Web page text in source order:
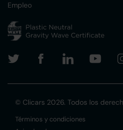
Empleo
© Clicars 2026. Todos los
Términos y condiciones